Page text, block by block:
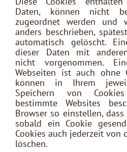
Daten, können nicht
zugeordnet werden und
anders beschrieben,
automatisch gelöscht.
dieser Daten mit
nicht vorgenommen.
Webseiten ist auch ohne
können in Ihrem
Speichern von
bestimmte Websites
Browser so einstellen,
sobald ein Cookie
Cookies auch jederzeit von
löschen.